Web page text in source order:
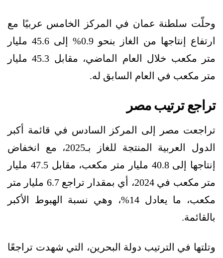
وحلّت سلطنة عمان في المركز الخامس عربيًا مع
ارتفاع إنتاجها من الغاز بنحو 0.9% إلى 45.6 مليار
متر مكعب خلال العام الماضي، مقابل 45.3 مليار
متر مكعب في العام السابق له.
تراجع ترتيب مصر
تراجعت مصر إلى المركز السادس في قائمة أكبر
الدول العربية المنتجة للغاز بـ2025، مع انخفاض
إنتاجها إلى 40.8 مليار متر مكعب، مقابل 47.5 مليار
متر مكعب في 2024، أي بمقدار تراجع 6.7 مليار متر
مكعب، ما يعادل 14%، وهي نسبة الهبوط الأكبر
بالقائمة.
وتلتها في الترتيب دولة البحرين، التي شهدت تراجعًا